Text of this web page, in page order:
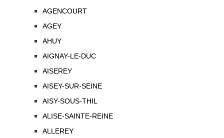
AGENCOURT
AGEY
AHUY
AIGNAY-LE-DUC
AISEREY
AISEY-SUR-SEINE
AISY-SOUS-THIL
ALISE-SAINTE-REINE
ALLEREY